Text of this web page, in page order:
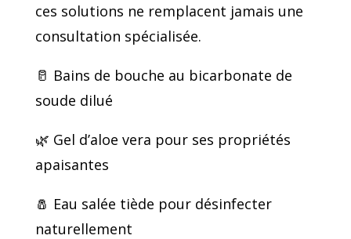
ces solutions ne remplacent jamais une
consultation spécialisée.
🥛 Bains de bouche au bicarbonate de
soude dilué
🌿 Gel d’aloe vera pour ses propriétés
apaisantes
🧂 Eau salée tiède pour désinfecter
naturellement